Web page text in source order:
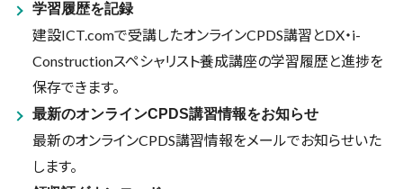
学習履歴を記録
建設ICT.comで受講したオンラインCPDS講習とDX・i-
Constructionスペシャリスト養成講座の学習履歴と進捗を
保存できます。
最新のオンラインCPDS講習情報をお知らせ
最新のオンラインCPDS講習情報をメールでお知らせいた
します。